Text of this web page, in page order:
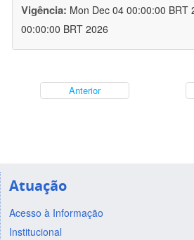
Vigência: Mon Dec 04 00:00:00 BRT
00:00:00 BRT 2026
Anterior
Atuação
Acesso à Informação
Institucional